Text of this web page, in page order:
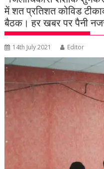
में शत प्रतिशत कोविड
बैठक। हर खबर पर पैनी
14th July 2021 Editor